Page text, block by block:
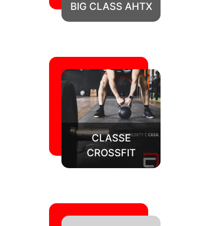
BIG CLASS AHTX
CLASSE
CROSSFIT